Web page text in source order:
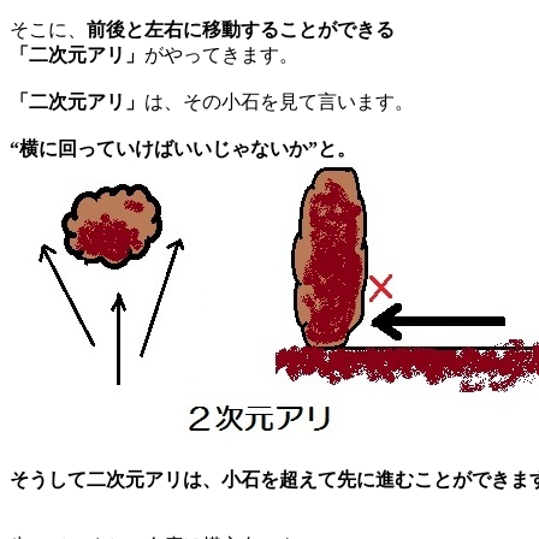
そこに、 前後と左右に移動することができる
「二次元アリ」 がやってきます。
「二次元アリ」 は、その小石を見て言います。
“横に回っていけばいいじゃないか”と。
そうして二次元アリは、小石を超えて先に進むことができま